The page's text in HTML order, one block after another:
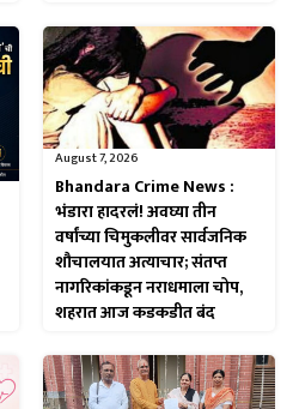
August 7, 2026
Bhandara Crime News :
भंडारा हादरलं! अवघ्या तीन
वर्षांच्या चिमुकलीवर सार्वजनिक
शौचालयात अत्याचार; संतप्त
नागरिकांकडून नराधमाला चोप,
शहरात आज कडकडीत बंद